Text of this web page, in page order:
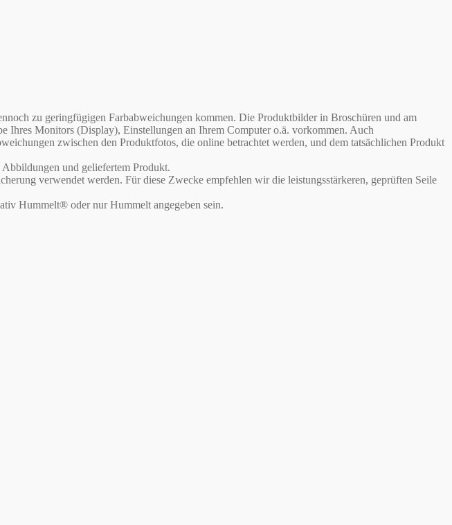
zu geringfügigen Farbabweichungen kommen. Die Produktbilder in Broschüren und am
Ihres Monitors (Display), Einstellungen an Ihrem Computer o.ä. vorkommen. Auch
zwischen den Produktfotos, die online betrachtet werden, und dem tatsächlichen Produkt
und geliefertem Produkt.
verwendet werden. Für diese Zwecke empfehlen wir die leistungsstärkeren, geprüften Seile
Hummelt® oder nur Hummelt angegeben sein.